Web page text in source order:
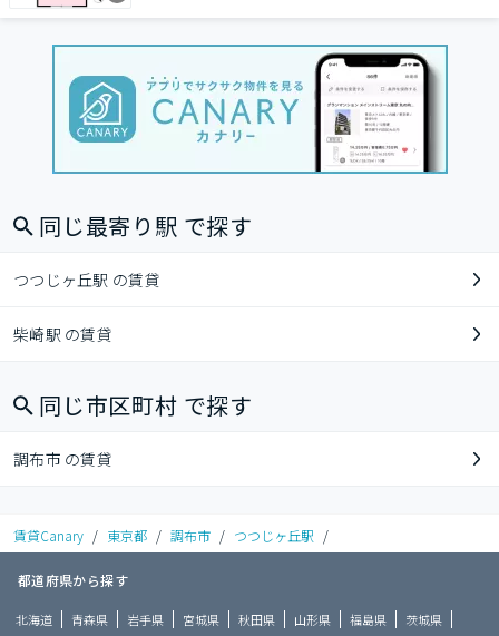
同じ最寄り駅 で探す
つつじヶ丘駅 の賃貸
柴崎駅 の賃貸
同じ市区町村 で探す
調布市 の賃貸
賃貸Canary / 東京都 / 調布市 / つつじヶ丘駅 /
都道府県から探す
北海道 青森県 岩手県 宮城県 秋田県 山形県 福島県
茨城県